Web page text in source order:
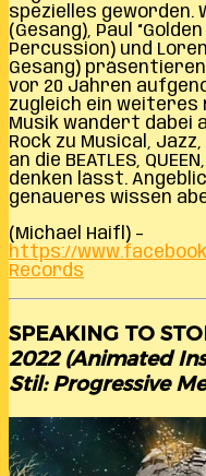
spezielles geworden.
(Gesang), Paul
Percussion) und
Gesang)
vor 20 Jahren
zugleich ein weiteres
Musik wandert dabei
Rock zu Musical,
an die BEATLES,
denken lässt.
genaueres wissen
(Michael Haifl) –
https://
Records
SPEAKING TO
2022 (Animated
Stil: Progressive